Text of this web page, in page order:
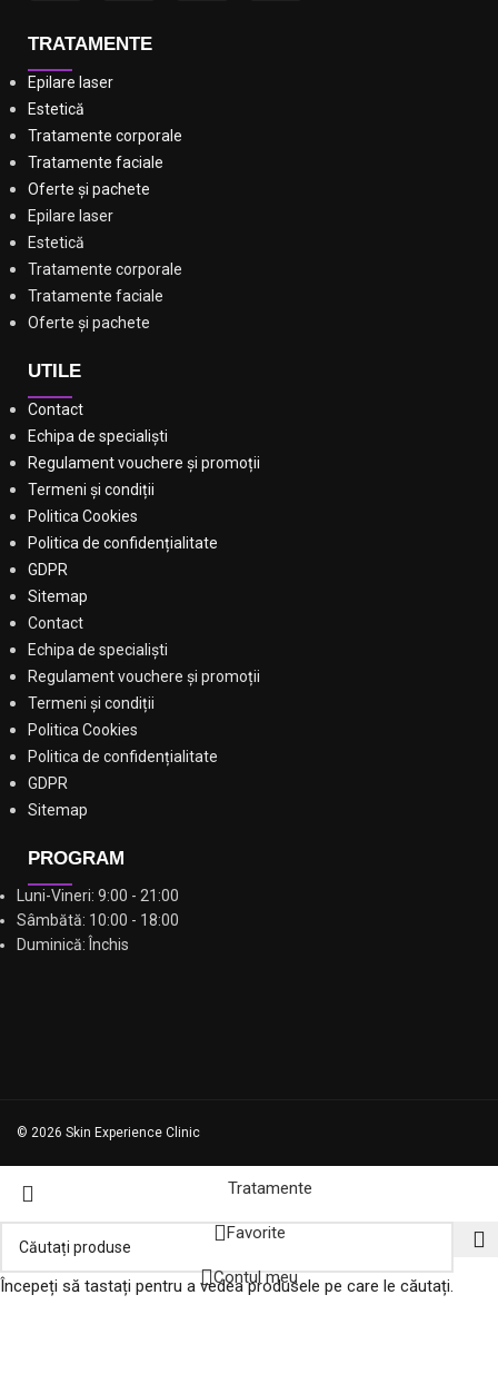
TRATAMENTE
Epilare laser
Estetică
Tratamente corporale
Tratamente faciale
Oferte și pachete
Epilare laser
Estetică
Tratamente corporale
Tratamente faciale
Oferte și pachete
UTILE
Contact
Echipa de specialiști
Regulament vouchere și promoții
Termeni și condiții
Politica Cookies
Politica de confidențialitate
GDPR
Sitemap
Contact
Echipa de specialiști
Regulament vouchere și promoții
Termeni și condiții
Politica Cookies
Politica de confidențialitate
GDPR
Sitemap
PROGRAM
Luni-Vineri: 9:00 - 21:00
Sâmbătă: 10:00 - 18:00
Duminică: Închis
© 2026 Skin Experience Clinic
Începeți să tastați pentru a vedea produsele pe care le căutați.
Tratamente
Favorite
Contul meu